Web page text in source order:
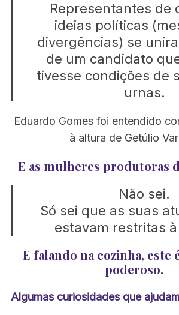
Representantes de
ideias políticas
divergências) se
de um candidato
tivesse condições de
urnas.
Eduardo Gomes foi entendido
à altura de Getúlio
E as mulheres produtoras
Não sei.
Só sei que as suas
estavam restritas
E falando na cozinha, este
poderoso.
Algumas curiosidades que